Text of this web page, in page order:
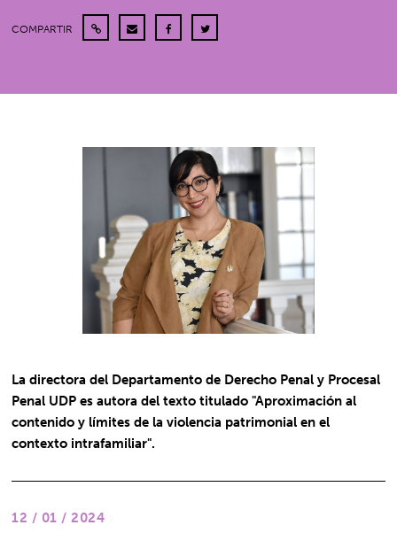
COMPARTIR
La directora del Departamento de Derecho Penal y Procesal
Penal UDP es autora del texto titulado "Aproximación al
contenido y límites de la violencia patrimonial en el
contexto intrafamiliar".
12 / 01 / 2024